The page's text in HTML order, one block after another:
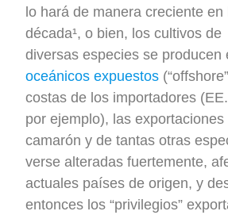
lo hará de manera creciente
década¹, o bien, los cultivos de
diversas especies se
oceánicos expuestos
costas de los importadores
por ejemplo), las exportaciones
camarón y de tantas otras
verse alteradas fuertemente,
actuales países de origen, y
entonces los “privilegios”